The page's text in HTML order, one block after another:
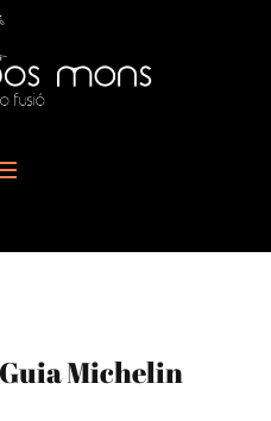
Michelin